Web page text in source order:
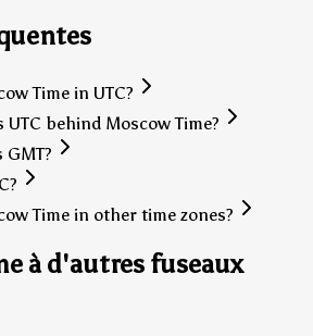
Time in UTC?
behind Moscow Time?
GMT?
Time in other time zones?
à d'autres fuseaux